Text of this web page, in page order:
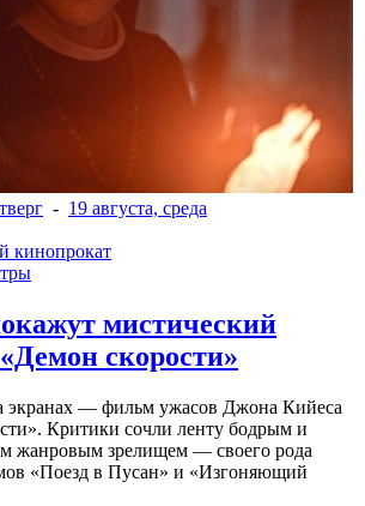
- 19 августа, среда
кинопрокат
мистический
скорости»
экранах — фильм ужасов Джона Кийеса
Критики сочли ленту бодрым и
жанровым зрелищeм — своего рода
«Поезд в Пусан» и «Изгоняющий